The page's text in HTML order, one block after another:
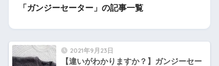
「ガンジーセーター」の記事一覧
2021年9月23日
【違いがわかりますか？】ガンジーセー